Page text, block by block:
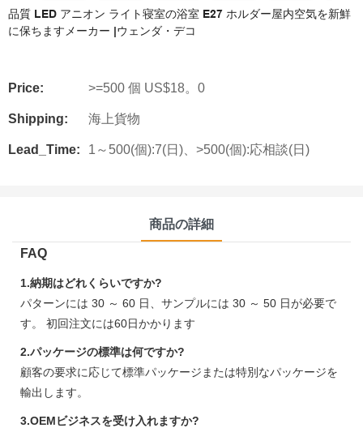
品質 LED アニオン ライト寝室の浴室 E27 ホルダー屋内空気を新鮮
に保ちますメーカー |ウェンダ・デコ
Price: >=500 個 US$18。0
Shipping: 海上貨物
Lead_Time: 1～500(個):7(日)、>500(個):応相談(日)
商品の詳細
FAQ
1.納期はどれくらいですか?
パターンには 30 ～ 60 日、サンプルには 30 ～ 50 日が必要で
す。 初回注文には60日かかります
2.パッケージの標準は何ですか?
顧客の要求に応じて標準パッケージまたは特別なパッケージを
輸出します。
3.OEMビジネスを受け入れますか?